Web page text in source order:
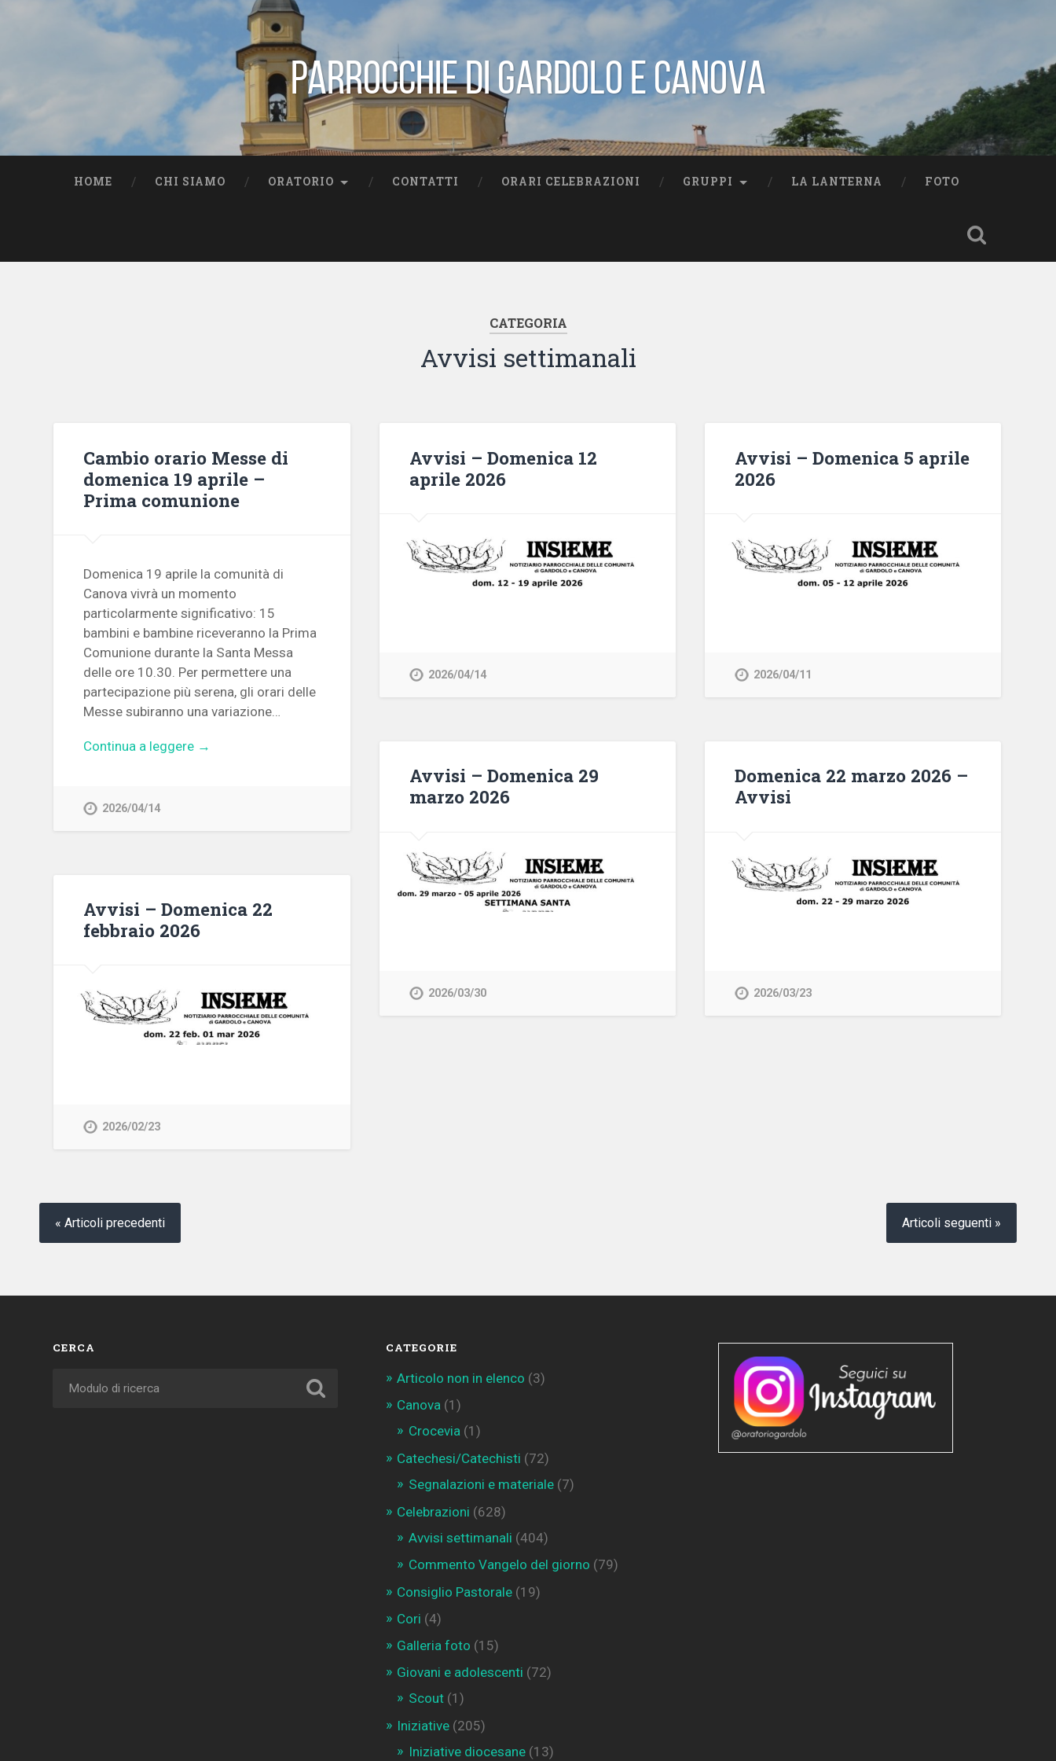
Parrocchie di Gardolo e Canova
HOME CHI SIAMO ORATORIO CONTATTI ORARI CELEBRAZIONI GRUPPI LA LANTERNA FOTO
CATEGORIA
Avvisi settimanali
Cambio orario Messe di
domenica 19 aprile –
Prima comunione
Domenica 19 aprile la comunità di
Canova vivrà un momento
particolarmente significativo: 15
bambini e bambine riceveranno la Prima
Comunione durante la Santa Messa
delle ore 10.30. Per permettere una
partecipazione più serena, gli orari delle
Messe subiranno una variazione…
Continua a leggere →
2026/04/14
Avvisi – Domenica 12
aprile 2026
2026/04/14
Avvisi – Domenica 5 aprile
2026
2026/04/11
Avvisi – Domenica 29
marzo 2026
2026/03/30
Domenica 22 marzo 2026 –
Avvisi
2026/03/23
Avvisi – Domenica 22
febbraio 2026
2026/02/23
« Articoli precedenti Articoli seguenti »
CERCA CATEGORIE
Articolo non in elenco (3)
Canova(1)
Crocevia(1)
Catechesi/Catechisti (72)
Segnalazioni e materiale(7)
Celebrazioni (628)
Avvisi settimanali (404)
Commento Vangelo del giorno (79)
Consiglio Pastorale(19)
Cori (4)
Galleria foto (15)
Giovani e adolescenti (72)
Scout(1)
Iniziative(205)
Iniziative diocesane(13)